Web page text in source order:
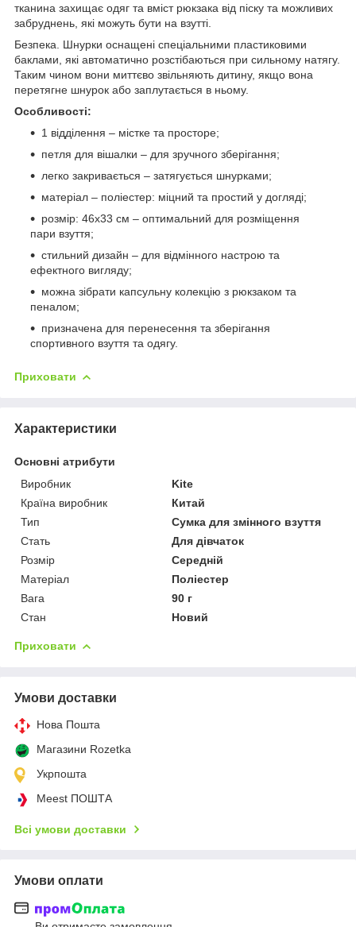
тканина захищає одяг та вміст рюкзака від піску та можливих
забруднень, які можуть бути на взутті.
Безпека. Шнурки оснащені спеціальними пластиковими
баклами, які автоматично розстібаються при сильному натягу.
Таким чином вони миттєво звільняють дитину, якщо вона
перетягне шнурок або заплутається в ньому.
Особливості:
1 відділення – містке та просторе;
петля для вішалки – для зручного зберігання;
легко закривається – затягується шнурками;
матеріал – поліестер: міцний та простий у догляді;
розмір: 46x33 см – оптимальний для розміщення
пари взуття;
стильний дизайн – для відмінного настрою та
ефектного вигляду;
можна зібрати капсульну колекцію з рюкзаком та
пеналом;
призначена для перенесення та зберігання
спортивного взуття та одягу.
Приховати
Характеристики
Основні атрибути
Виробник
Kite
Країна виробник
Китай
Тип
Сумка для змінного взуття
Стать
Для дівчаток
Розмір
Середній
Матеріал
Поліестер
Вага
90 г
Стан
Новий
Приховати
Умови доставки
Нова Пошта
Магазини Rozetka
Укрпошта
Meest ПОШТА
Всі умови доставки
Умови оплати